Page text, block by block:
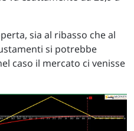
sia al ribasso che al
si potrebbe
caso il mercato ci venisse